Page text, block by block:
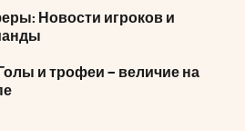
Новости игроков и
и трофеи – величие на